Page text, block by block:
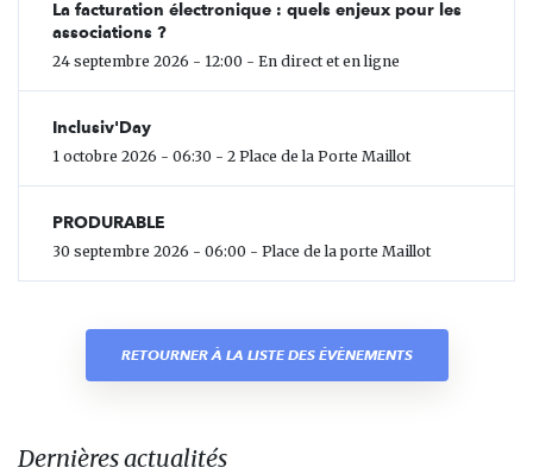
La facturation électronique : quels enjeux pour les
associations ?
24 septembre 2026 - 12:00 - En direct et en ligne
Inclusiv'Day
1 octobre 2026 - 06:30 - 2 Place de la Porte Maillot
PRODURABLE
30 septembre 2026 - 06:00 - Place de la porte Maillot
RETOURNER À LA LISTE DES ÉVÈNEMENTS
Dernières actualités